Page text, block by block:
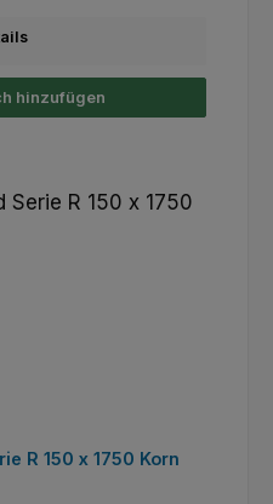
hinzufügen
R 150 x 1750 Korn